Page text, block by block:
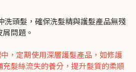
洗頭髮，確保洗髮精與護髮產品無殘
問題。
中，定期使用深層護髮產品，如修護
髮絲流失的養分，提升髮質的柔順